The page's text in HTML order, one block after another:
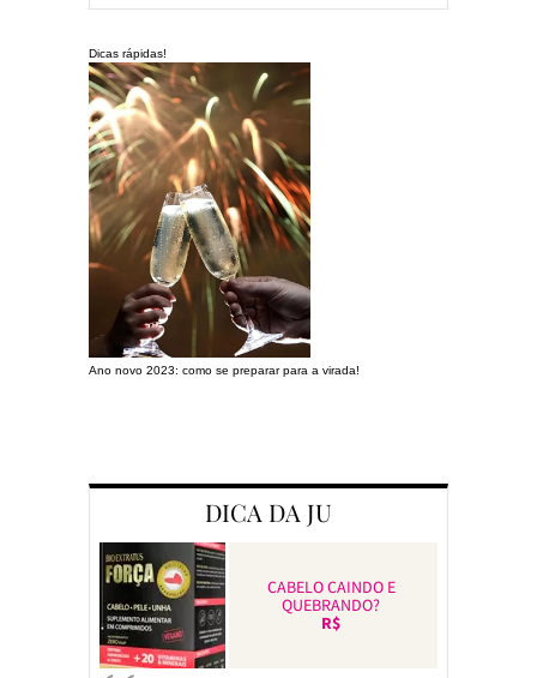
Dicas rápidas!
Ano novo 2023: como se preparar para a virada!
DICA DA JU
CABELO CAINDO E
QUEBRANDO?
R$